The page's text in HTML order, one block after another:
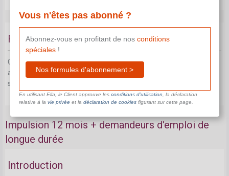
Règles de cumul
Ce document n'est pas disponible dans le cadre de votre
abonnement actuel.Contactez-nouspour toute aide
supplémentaire.
Impulsion 12 mois + demandeurs d'emploi de
longue durée
Introduction
Vous n'êtes pas abonné ?
Abonnez-vous en profitant de nos conditions
spéciales!
Nos formules d'abonnement >
En utilisant Ella, le Client approuve les conditions d’utilisation , la déclaration
relative à la vie privéeet la déclaration de cookiesfigurant sur cette page.